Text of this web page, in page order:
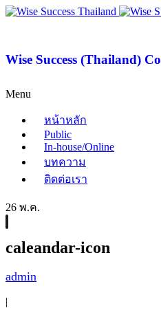
Wise Success (Thailand)
Menu
หน้าหลัก
Public
In-house/Online
บทความ
ติดต่อเรา
26 พ.ค.
caleandar-icon
admin
|